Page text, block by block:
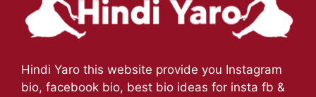
Hindi Yaro this website provide you Instagram
bio, facebook bio, best bio ideas for insta fb &